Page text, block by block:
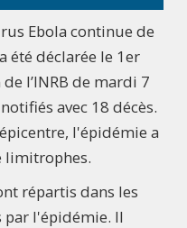
Ebola continue de
été déclarée le 1er
l’INRB de mardi 7
avec 18 décès.
l'épidémie a
limitrophes.
répartis dans les
par l'épidémie. Il